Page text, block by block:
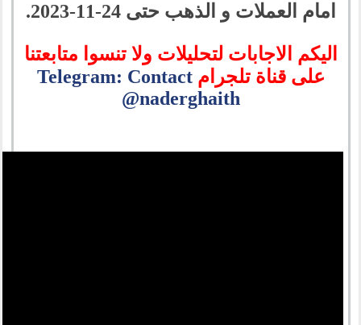
امام العملات و الذهب حتى 24-11-2023.
اليكم الاجابات لتحليلات ولا تنسوا متابعتنا
على قناة تلجرامTelegram: Contact
@naderghaith